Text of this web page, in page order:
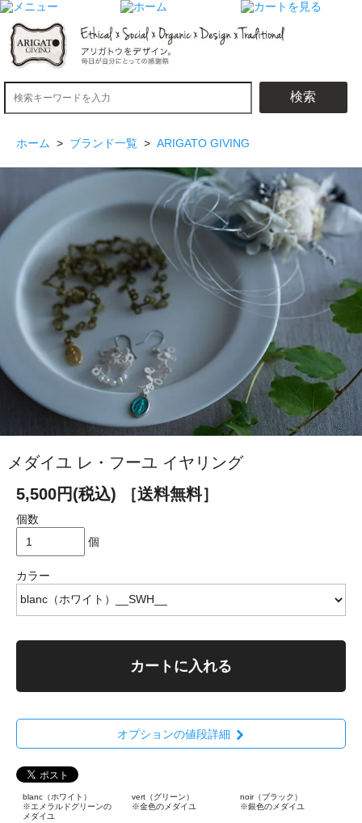
検索
ホーム > ブランド一覧 > ARIGATO GIVING
メダイユ レ・フーユ イヤリング
5,500円(税込)
［送料無料］
個数
個
カラー
カートに入れる
オプションの値段詳細
blanc（ホワイト）
※エメラルドグリーンの
メダイユ
vert（グリーン）
※金色のメダイユ
noir（ブラック）
※銀色のメダイユ